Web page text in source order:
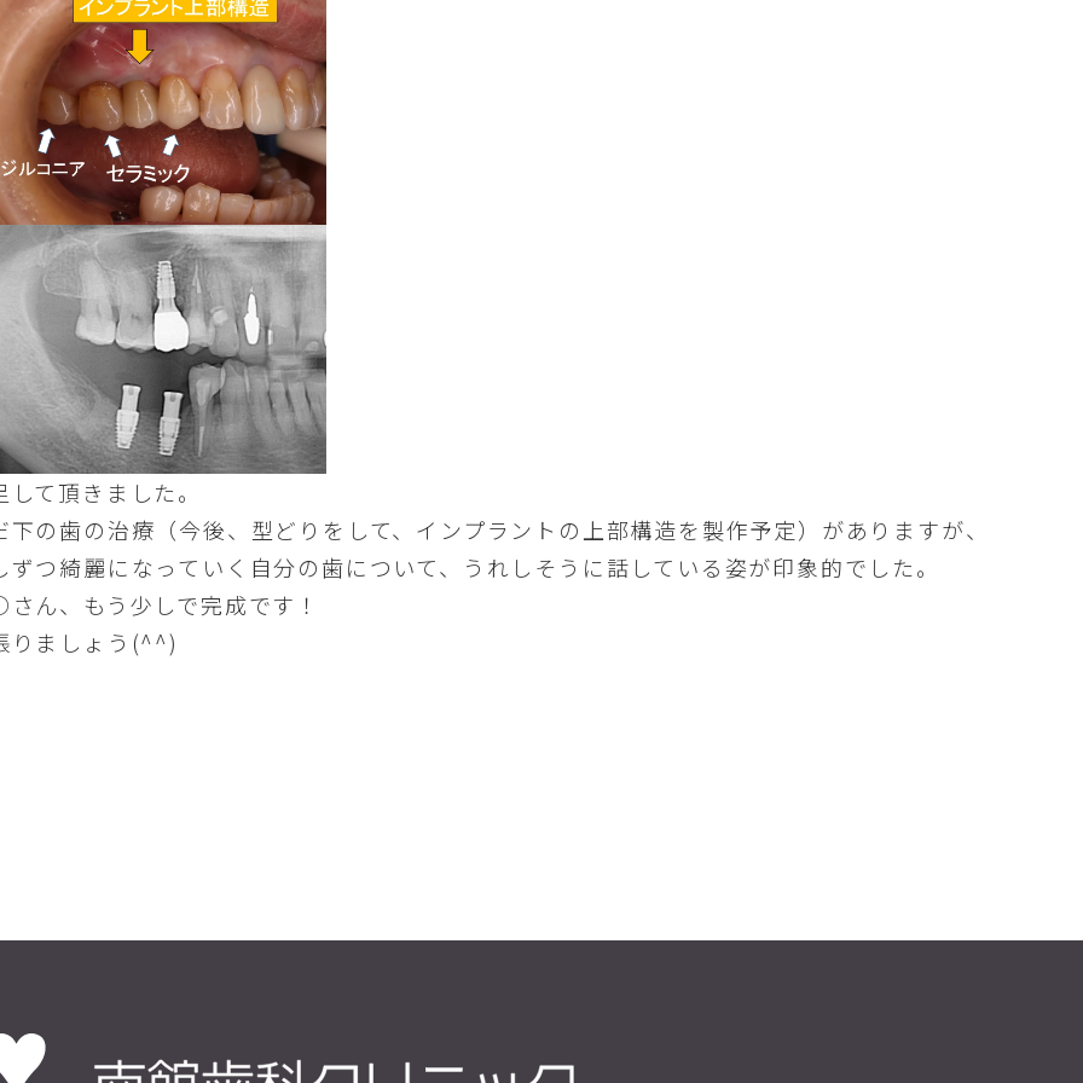
して頂きました。
下の歯の治療（今後、型どりをして、インプラントの上部構造を製作予定）がありますが、
ずつ綺麗になっていく自分の歯について、うれしそうに話している姿が印象的でした。
ん、もう少しで完成です！
りましょう(^^)